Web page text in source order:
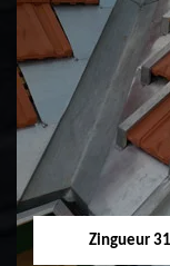
Etanchéité
31
Zingueur 31